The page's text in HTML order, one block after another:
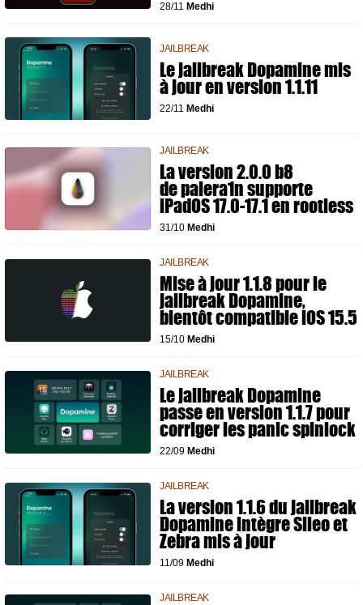
28/11 Medhi
JAILBREAK
Le jailbreak Dopamine mis
à jour en version 1.1.11
22/11 Medhi
JAILBREAK
La version 2.0.0 b8
de palera1n supporte
iPadOS 17.0-17.1 en rootless
31/10 Medhi
JAILBREAK
Mise à jour 1.1.8 pour le
jailbreak Dopamine,
bientôt compatible iOS 15.5
15/10 Medhi
JAILBREAK
Le jailbreak Dopamine
passe en version 1.1.7 pour
corriger les panic spinlock
22/09 Medhi
JAILBREAK
La version 1.1.6 du jailbreak
Dopamine intègre Sileo et
Zebra mis à jour
11/09 Medhi
JAILBREAK